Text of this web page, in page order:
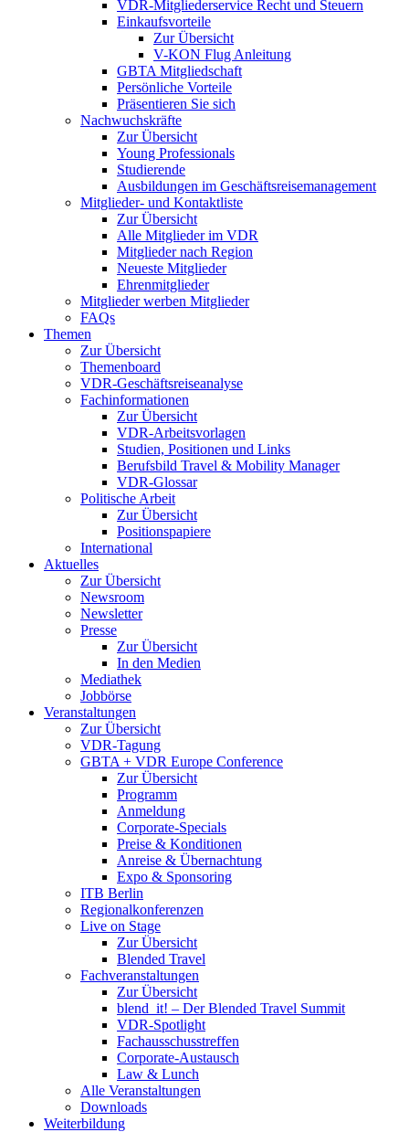
VDR-Mitgliederservice Recht und Steuern
Einkaufsvorteile
Zur Übersicht
V-KON Flug Anleitung
GBTA Mitgliedschaft
Persönliche Vorteile
Präsentieren Sie sich
Nachwuchskräfte
Zur Übersicht
Young Professionals
Studierende
Ausbildungen im Geschäftsreisemanagement
Mitglieder- und Kontaktliste
Zur Übersicht
Alle Mitglieder im VDR
Mitglieder nach Region
Neueste Mitglieder
Ehrenmitglieder
Mitglieder werben Mitglieder
FAQs
Themen
Zur Übersicht
Themenboard
VDR-Geschäftsreiseanalyse
Fachinformationen
Zur Übersicht
VDR-Arbeitsvorlagen
Studien, Positionen und Links
Berufsbild Travel & Mobility Manager
VDR-Glossar
Politische Arbeit
Zur Übersicht
Positionspapiere
International
Aktuelles
Zur Übersicht
Newsroom
Newsletter
Presse
Zur Übersicht
In den Medien
Mediathek
Jobbörse
Veranstaltungen
Zur Übersicht
VDR-Tagung
GBTA + VDR Europe Conference
Zur Übersicht
Programm
Anmeldung
Corporate-Specials
Preise & Konditionen
Anreise & Übernachtung
Expo & Sponsoring
ITB Berlin
Regionalkonferenzen
Live on Stage
Zur Übersicht
Blended Travel
Fachveranstaltungen
Zur Übersicht
blend_it! – Der Blended Travel Summit
VDR-Spotlight
Fachausschusstreffen
Corporate-Austausch
Law & Lunch
Alle Veranstaltungen
Downloads
Weiterbildung